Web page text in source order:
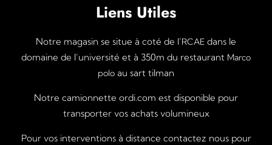
Liens Utiles
Notre magasin se situe à coté de l’RCAE dans le
domaine de l’université et à 350m du restaurant Marco
polo au sart tilman
Notre camionnette ordi.com est disponible pour
transporter vos achats volumineux
Pour vos interventions à distance contactez nous pour